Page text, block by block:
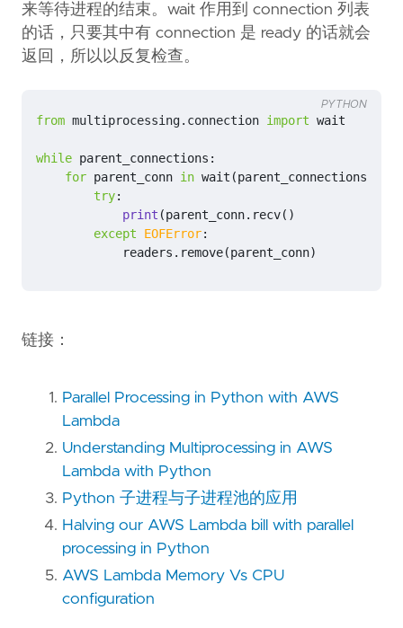
来等待进程的结束。wait 作用到 connection 列表
的话，只要其中有 connection 是 ready 的话就会
返回，所以以反复检查。
from multiprocessing.connection import wait
while parent_connections :
for parent_conn in wait (parent_connections
try:
print (parent_conn. recv()
except
EOFError:
readers . remove(parent_conn)
PYTHON
链接：
Parallel Processing in Python with AWS
Lambda
Understanding Multiprocessing in AWS
Lambda with Python
Python 子进程与子进程池的应用
Halving our AWS Lambda bill with parallel
processing in Python
AWS Lambda Memory Vs CPU
configuration